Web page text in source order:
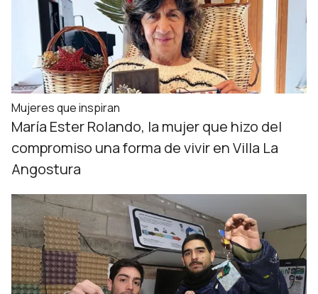
Mujeres que inspiran
María Ester Rolando, la mujer que hizo del
compromiso una forma de vivir en Villa La
Angostura